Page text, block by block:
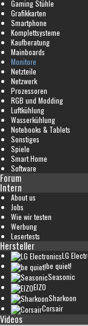
Gaming Stühle
Grafikkarten
Smartphone
Komplettsysteme
Kaufberatung
Mainboards
Monitore
Netzteile
Netzwerk
Prozessoren
RGB und Modding
Luftkühlung
Wasserkühlung
Notebooks & Tablets
Sonstiges
Spiele
Smart Home
Software
Forum
Intern
About us
Jobs
Wie wir testen
Werbung
Lesertests
Hersteller
LG
be quiet!
Seasonic
EIZO
Sharkoon
Corsair
Videos